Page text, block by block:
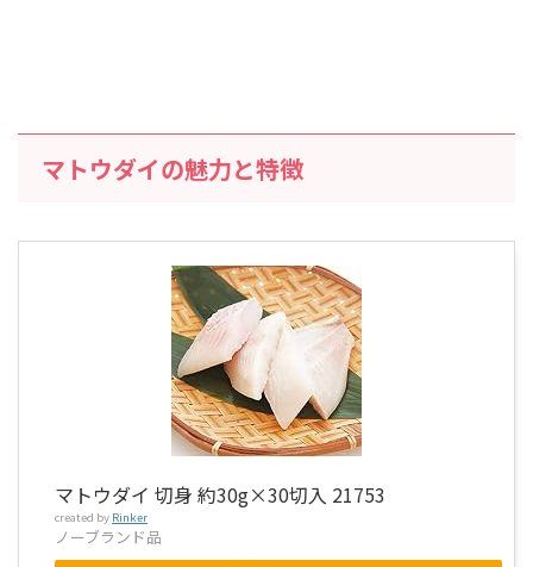
マトウダイの魅力と特徴
マトウダイ 切身 約30g×30切入 21753
created by Rinker
ノーブランド品